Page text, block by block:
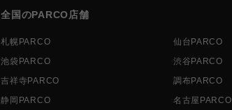
全国のPARCO店舗
札幌PARCO 仙台PARCO
池袋PARCO
渋谷PARCO
吉祥寺PARCO
調布PARCO
静岡PARCO
名古屋PARCO